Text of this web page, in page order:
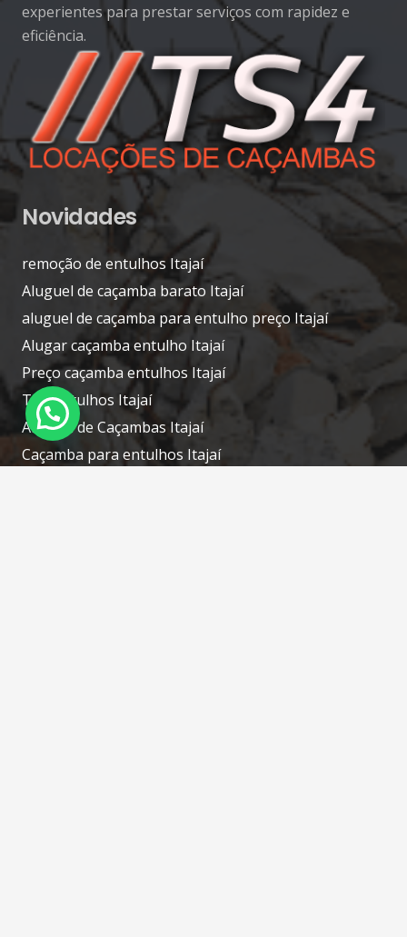
experientes para prestar serviços com rapidez e
eficiência.
Novidades
remoção de entulhos Itajaí
Aluguel de caçamba barato Itajaí
aluguel de caçamba para entulho preço Itajaí
Alugar caçamba entulho Itajaí
Preço caçamba entulhos Itajaí
Tira entulhos Itajaí
Aluguel de Caçambas Itajaí
Caçamba para entulhos Itajaí